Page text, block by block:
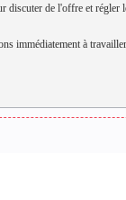
discuter de l'offre et régler
immédiatement à